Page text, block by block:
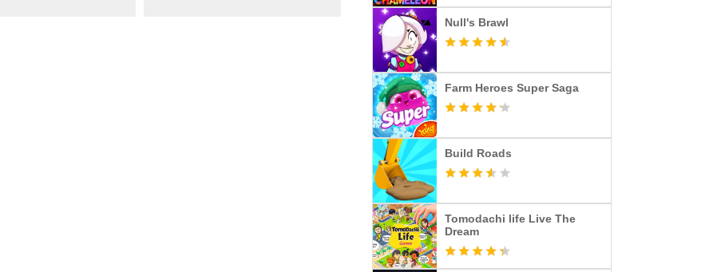
Null's Brawl
Farm Heroes Super Saga
Build Roads
Tomodachi life Live The
Dream